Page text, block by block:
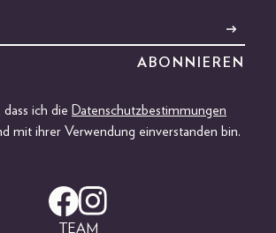
dass ich die Datenschutzbestimmungen
mit ihrer Verwendung einverstanden bin.
TEAM